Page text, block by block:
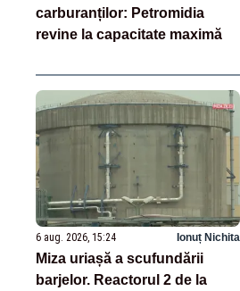
carburanților: Petromidia
revine la capacitate maximă
6 aug. 2026, 15:24 Ionuț Nichita
Miza uriașă a scufundării
barjelor. Reactorul 2 de la